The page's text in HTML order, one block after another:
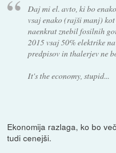
Daj mi el. avto, ki bo
vsaj enako (rajši manj)
naenkrat znebil fosilnih
2015 vsaj 50% elektrike
predpisov in thalerjev ne
It's the economy, stupid...
Ekonomija razlaga, ko bo
tudi cenejši.